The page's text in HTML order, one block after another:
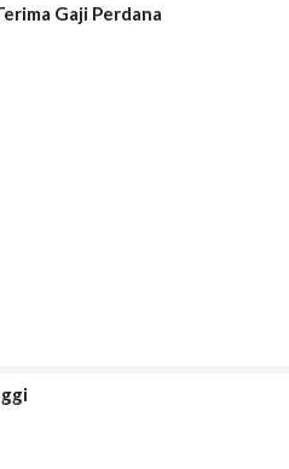
Gaji Perdana